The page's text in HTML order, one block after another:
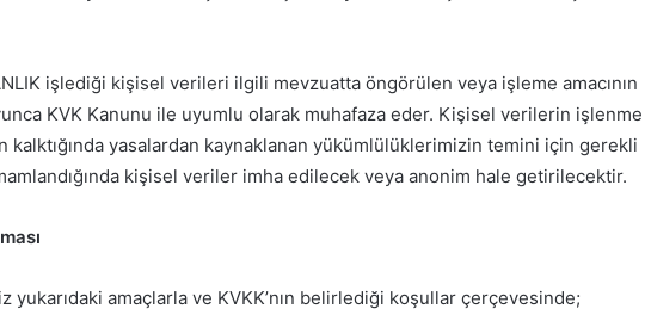
işlediği kişisel verileri ilgili mevzuatta öngörülen veya işleme amacının
KVK Kanunu ile uyumlu olarak muhafaza eder. Kişisel verilerin işlenme
kalktığında yasalardan kaynaklanan yükümlülüklerimizin temini için gerekli
kişisel veriler imha edilecek veya anonim hale getirilecektir.
amaçlarla ve KVKK’nın belirlediği koşullar çerçevesinde;